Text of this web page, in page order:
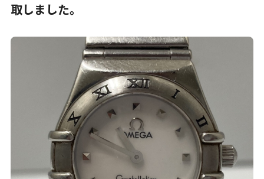
取しました。